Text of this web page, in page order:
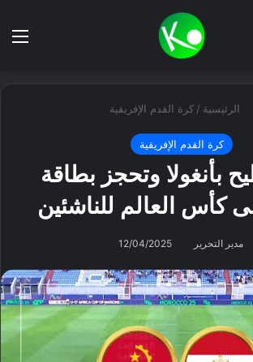
الرئيسية / كرة القدم الإفريقية
كرة القدم الإفريقية
بأنغولا وتحجز بطاقة
كأس العالم للناشئين
مدير التحرير 12/04/2025